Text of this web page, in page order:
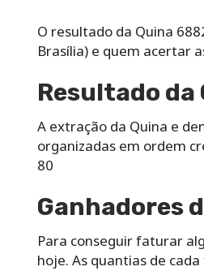
O resultado da Quina
Brasília) e quem acertar
Resultado da
A extração da Quina e
organizadas em ordem
80
Ganhadores
Para conseguir faturar
hoje. As quantias de